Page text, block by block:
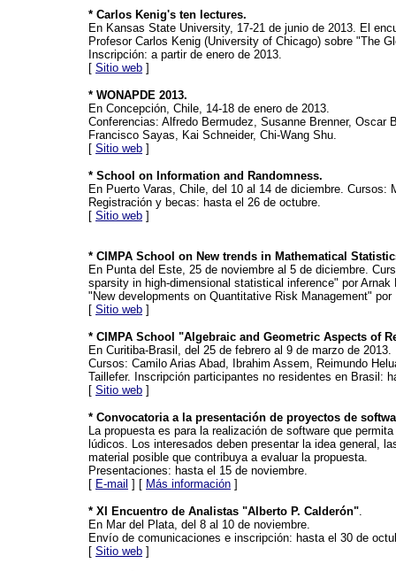
* Carlos Kenig's ten lectures.
En Kansas State University, 17-21 de junio de 2013. El
Profesor Carlos Kenig (University of Chicago) sobre "The
Inscripción: a partir de enero de 2013.
[ Sitio web ]
* WONAPDE 2013.
En Concepción, Chile, 14-18 de enero de 2013.
Conferencias: Alfredo Bermudez, Susanne Brenner,
Francisco Sayas, Kai Schneider, Chi-Wang Shu.
[ Sitio web ]
* School on Information and Randomness.
En Puerto Varas, Chile, del 10 al 14 de diciembre.
Registración y becas: hasta el 26 de octubre.
[ Sitio web ]
* CIMPA School on New trends in Mathematical
En Punta del Este, 25 de noviembre al 5 de diciembre.
sparsity in high-dimensional statistical inference" por
"New developments on Quantitative Risk Management"
[ Sitio web ]
* CIMPA School "Algebraic and Geometric Aspects of
En Curitiba-Brasil, del 25 de febrero al 9 de marzo de 2013.
Cursos: Camilo Arias Abad, Ibrahim Assem, Reimundo
Taillefer. Inscripción participantes no residentes en Brasil:
[ Sitio web ]
* Convocatoria a la presentación de proyectos de
La propuesta es para la realización de software que
lúdicos. Los interesados deben presentar la idea general,
material posible que contribuya a evaluar la propuesta.
Presentaciones: hasta el 15 de noviembre.
[ E-mail ] [ Más información ]
* XI Encuentro de Analistas "Alberto P. Calderón".
En Mar del Plata, del 8 al 10 de noviembre.
Envío de comunicaciones e inscripción: hasta el 30 de
[ Sitio web ]